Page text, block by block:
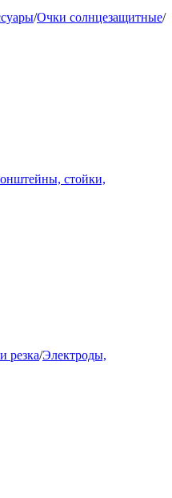
/Очки солнцезащитные/
стойки,
резка/Электроды,